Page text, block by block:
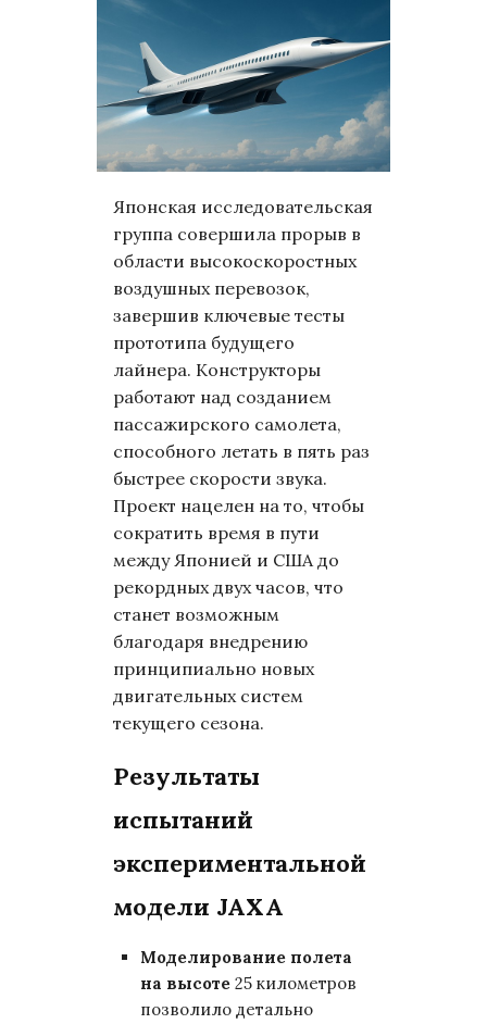
Японская исследовательская
группа совершила прорыв в
области высокоскоростных
воздушных перевозок,
завершив ключевые тесты
прототипа будущего
лайнера. Конструкторы
работают над созданием
пассажирского самолета,
способного летать в пять раз
быстрее скорости звука.
Проект нацелен на то, чтобы
сократить время в пути
между Японией и США до
рекордных двух часов, что
станет возможным
благодаря внедрению
принципиально новых
двигательных систем
текущего сезона.
Результаты
испытаний
экспериментальной
модели JAXA
Моделирование полета
на высоте 25 километров
позволило детально